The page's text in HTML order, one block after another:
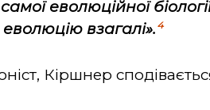
еволюційної
взагалі». 4
Кіршнер